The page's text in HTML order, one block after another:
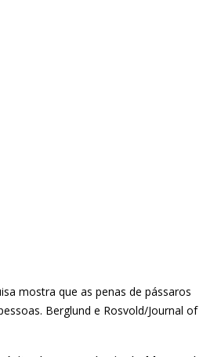
mostra que as penas de pássaros
Berglund e Rosvold/Journal of